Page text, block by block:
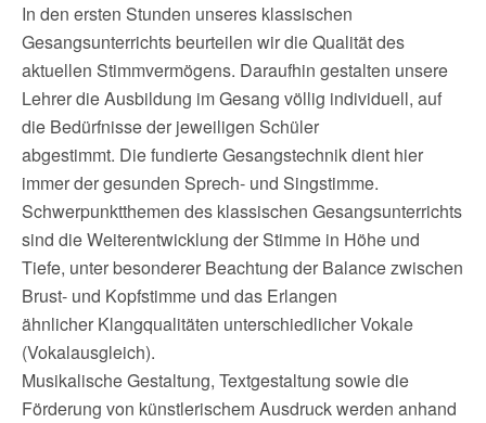
In den ersten Stunden unseres klassischen
Gesangsunterrichts beurteilen wir die Qualität des
aktuellen Stimmvermögens. Daraufhin gestalten unsere
Lehrer die Ausbildung im Gesang völlig individuell, auf
die Bedürfnisse der jeweiligen Schüler
abgestimmt. Die fundierte Gesangstechnik dient hier
immer der gesunden Sprech- und Singstimme.
Schwerpunktthemen des klassischen Gesangsunterrichts
sind die Weiterentwicklung der Stimme in Höhe und
Tiefe, unter besonderer Beachtung der Balance zwischen
Brust- und Kopfstimme und das Erlangen
ähnlicher Klangqualitäten unterschiedlicher Vokale
(Vokalausgleich).
Musikalische Gestaltung, Textgestaltung sowie die
Förderung von künstlerischem Ausdruck werden anhand